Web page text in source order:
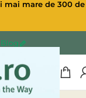
mai mare de 300 de
Blog